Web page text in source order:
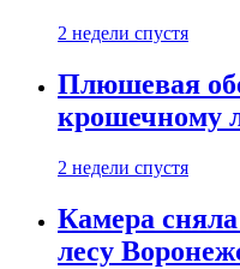
2 недели спустя
Плюшевая
крошечному
2 недели спустя
Камера сняла
лесу